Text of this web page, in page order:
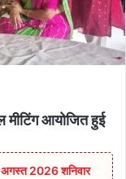
मीटिंग आयोजित हुई
अगस्त 2026 शनिवार